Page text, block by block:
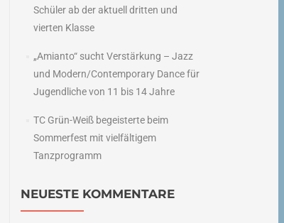
Schüler ab der aktuell dritten und
vierten Klasse
„Amianto“ sucht Verstärkung – Jazz
und Modern/Contemporary Dance für
Jugendliche von 11 bis 14 Jahre
TC Grün-Weiß begeisterte beim
Sommerfest mit vielfältigem
Tanzprogramm
NEUESTE KOMMENTARE